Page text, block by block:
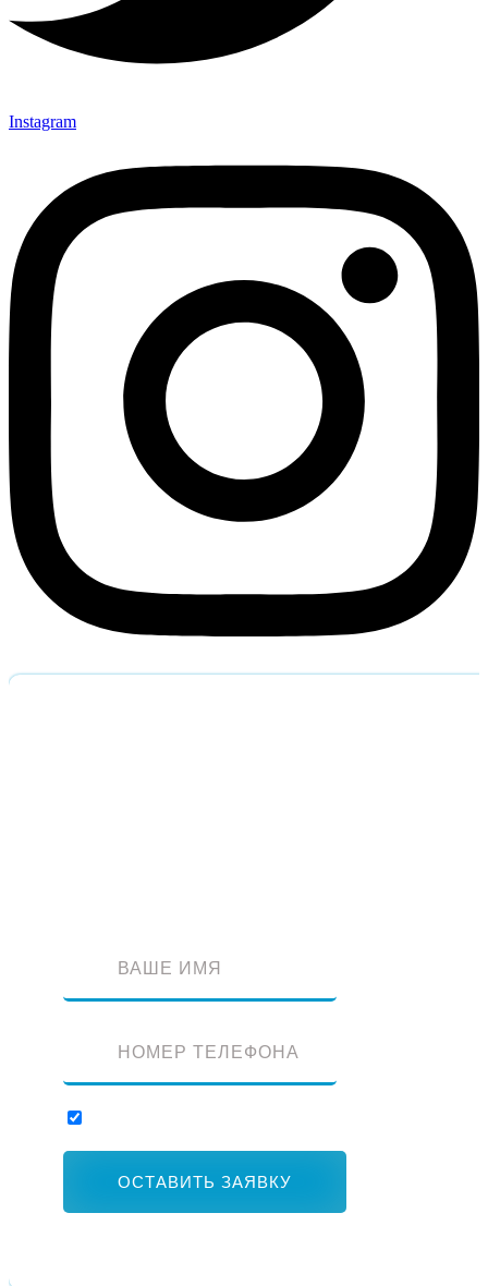
Instagram
ОСТАВИТЬ ЗАЯВКУ